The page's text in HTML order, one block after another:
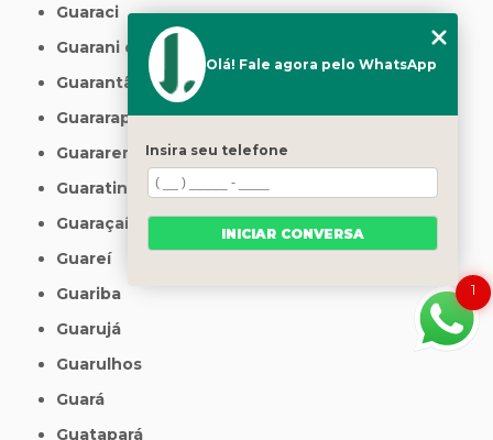
Guaraci
Guarani d'Oeste
Guarantã
Guararapes
Guararema
Guaratinguetá
Guaraçaí
Guareí
Guariba
Guarujá
Guarulhos
Guará
Guatapará
1
Olá! Fale agora pelo WhatsApp
Insira seu telefone
INICIAR CONVERSA